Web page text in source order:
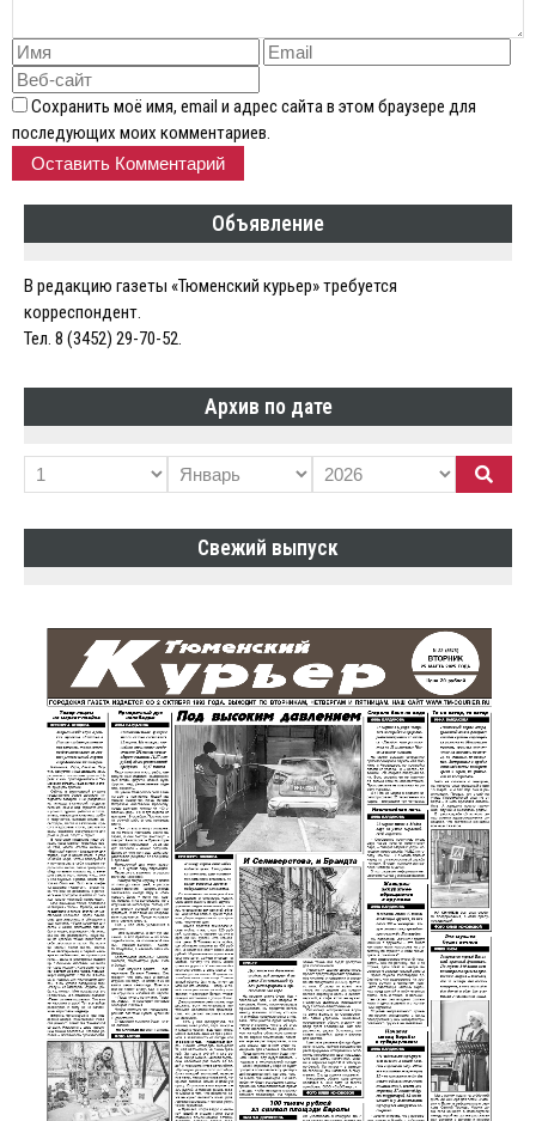
Сохранить моё имя, email и адрес сайта в этом браузере для
последующих моих комментариев.
Объявление
В редакцию газеты «Тюменский курьер» требуется
корреспондент.
Тел. 8 (3452) 29-70-52.
Архив по дате
Свежий выпуск